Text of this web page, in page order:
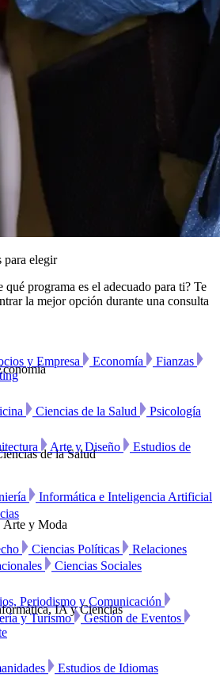
para elegir
qué programa es el adecuado para ti? Te
la mejor opción durante una consulta
y Empresa Economía
Fianzas
de la Salud
Ciencias de la Salud Psicología
Arte y Moda
Arte y Diseño
Estudios de
IA y Ciencias
Informática e Inteligencia Artificial
Ciencias Políticas
Relaciones
Ciencias Sociales
Periodismo y Comunicación
y Turismo
Gestión de Eventos
Estudios de Idiomas